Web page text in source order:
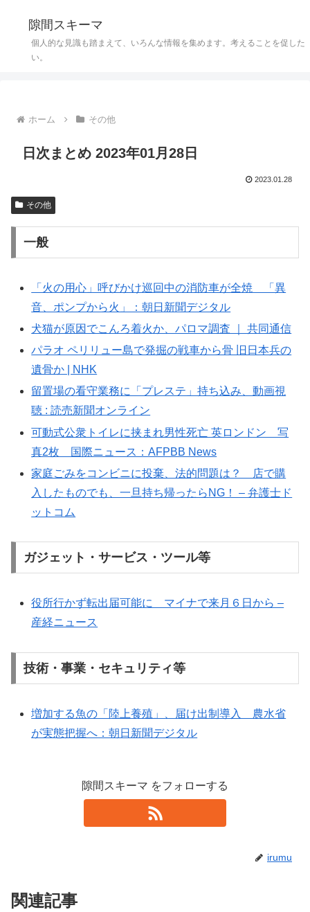
隙間スキーマ
個人的な見識も踏まえて、いろんな情報を集めます。考えることを促した
い。
ホーム その他
日次まとめ 2023年01月28日
2023.01.28
その他
一般
「火の用心」呼びかけ巡回中の消防車が全焼 「異
音、ポンプから火」：朝日新聞デジタル
犬猫が原因でこんろ着火か、パロマ調査 ｜ 共同通信
パラオ ペリリュー島で発掘の戦車から骨 旧日本兵の
遺骨か | NHK
留置場の看守業務に「プレステ」持ち込み、動画視
聴 : 読売新聞オンライン
可動式公衆トイレに挟まれ男性死亡 英ロンドン 写
真2枚 国際ニュース：AFPBB News
家庭ごみをコンビニに投棄、法的問題は？ 店で購
入したものでも、一旦持ち帰ったらNG！ – 弁護士ド
ットコム
ガジェット・サービス・ツール等
役所行かず転出届可能に マイナで来月６日から –
産経ニュース
技術・事業・セキュリティ等
増加する魚の「陸上養殖」、届け出制導入 農水省
が実態把握へ：朝日新聞デジタル
隙間スキーマ をフォローする
irumu
関連記事